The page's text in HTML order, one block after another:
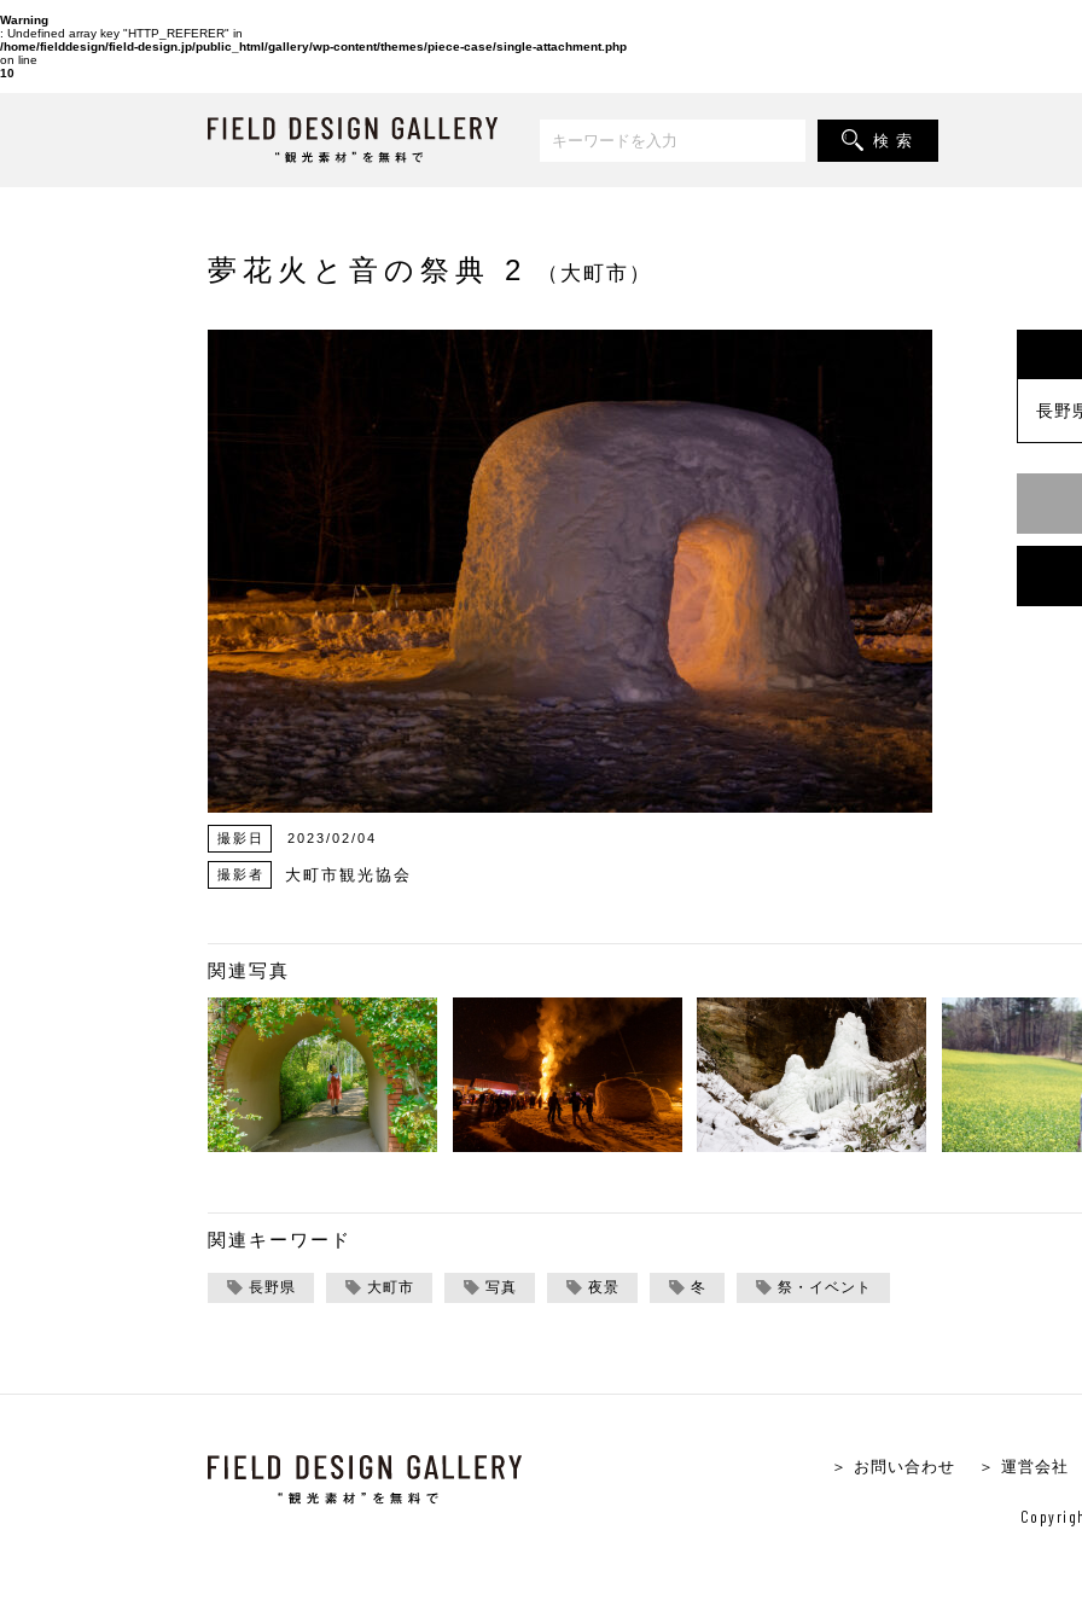
Warning
: Undefined array key "HTTP_REFERER" in
/home/fielddesign/field-design.jp/public_html/gallery/wp-content/themes/piece-case/single-attachment.php
on line
10
検 索
夢花火と音の祭典 2 （大町市）
撮影日 2023/02/04
撮影者 大町市観光協会
長野
関連写真
関連キーワード
長野県 大町市 写真 夜景 冬 祭・イベント
＞ お問い合わせ ＞ 運営会社